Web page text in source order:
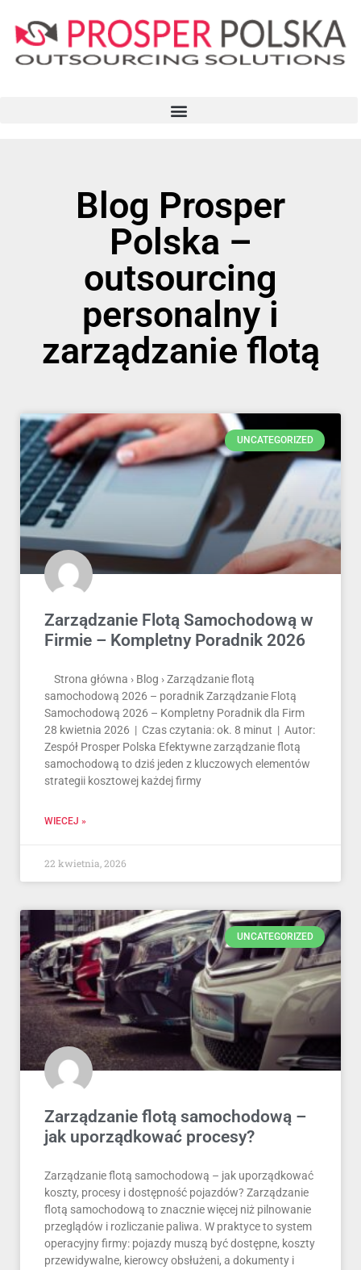
Blog Prosper
Polska –
outsourcing
personalny i
zarządzanie flotą
UNCATEGORIZED
Zarządzanie Flotą Samochodową w
Firmie – Kompletny Poradnik 2026
Strona główna › Blog › Zarządzanie flotą
samochodową 2026 – poradnik Zarządzanie Flotą
Samochodową 2026 – Kompletny Poradnik dla Firm
28 kwietnia 2026 | Czas czytania: ok. 8 minut | Autor:
Zespół Prosper Polska Efektywne zarządzanie flotą
samochodową to dziś jeden z kluczowych elementów
strategii kosztowej każdej firmy
WIECEJ »
22 kwietnia, 2026
UNCATEGORIZED
Zarządzanie flotą samochodową –
jak uporządkować procesy?
Zarządzanie flotą samochodową – jak uporządkować
koszty, procesy i dostępność pojazdów? Zarządzanie
flotą samochodową to znacznie więcej niż pilnowanie
przeglądów i rozliczanie paliwa. W praktyce to system
operacyjny firmy: pojazdy muszą być dostępne, koszty
przewidywalne, kierowcy obsłużeni, a dokumenty i